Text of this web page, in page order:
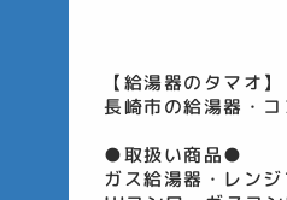
【給湯器のタマオ】
長崎市の給湯器・
●取扱い商品●
ガス給湯器・レン